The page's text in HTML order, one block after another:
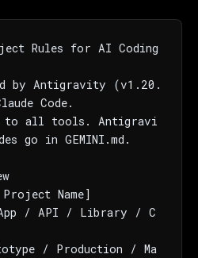
Rules for AI Coding
by Antigravity (v1.20.
Code.
to all tools. Antigravi
go in GEMINI.md.
Name]
/ API / Library / C
/ Production / Ma